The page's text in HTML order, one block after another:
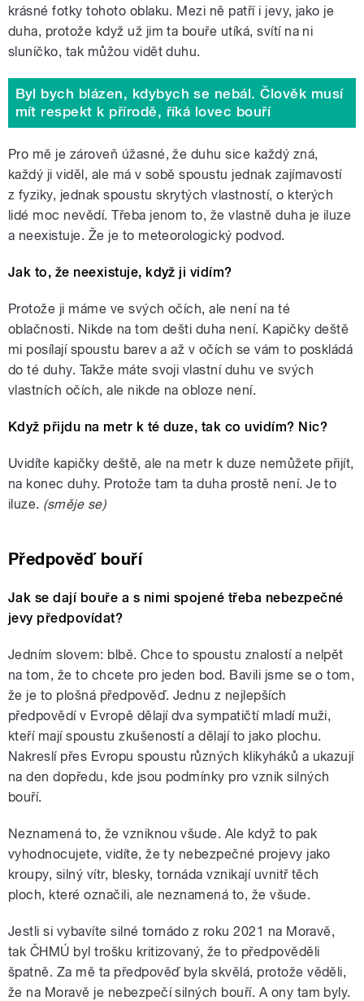
krásné fotky tohoto oblaku. Mezi ně patří i jevy, jako je
duha, protože když už jim ta bouře utíká, svítí na ni
sluníčko, tak můžou vidět duhu.
Byl bych blázen, kdybych se nebál. Člověk musí
mít respekt k přírodě, říká lovec bouří
Pro mě je zároveň úžasné, že duhu sice každý zná,
každý ji viděl, ale má v sobě spoustu jednak zajímavostí
z fyziky, jednak spoustu skrytých vlastností, o kterých
lidé moc nevědí. Třeba jenom to, že vlastně duha je iluze
a neexistuje. Že je to meteorologický podvod.
Jak to, že neexistuje, když ji vidím?
Protože ji máme ve svých očích, ale není na té
oblačnosti. Nikde na tom dešti duha není. Kapičky deště
mi posílají spoustu barev a až v očích se vám to poskládá
do té duhy. Takže máte svoji vlastní duhu ve svých
vlastních očích, ale nikde na obloze není.
Když přijdu na metr k té duze, tak co uvidím? Nic?
Uvidíte kapičky deště, ale na metr k duze nemůžete přijít,
na konec duhy. Protože tam ta duha prostě není. Je to
iluze. (směje se)
Předpověď bouří
Jak se dají bouře a s nimi spojené třeba nebezpečné
jevy předpovídat?
Jedním slovem: blbě. Chce to spoustu znalostí a nelpět
na tom, že to chcete pro jeden bod. Bavili jsme se o tom,
že je to plošná předpověď. Jednu z nejlepších
předpovědí v Evropě dělají dva sympatičtí mladí muži,
kteří mají spoustu zkušeností a dělají to jako plochu.
Nakreslí přes Evropu spoustu různých klikyháků a ukazují
na den dopředu, kde jsou podmínky pro vznik silných
bouří.
Neznamená to, že vzniknou všude. Ale když to pak
vyhodnocujete, vidíte, že ty nebezpečné projevy jako
kroupy, silný vítr, blesky, tornáda vznikají uvnitř těch
ploch, které označili, ale neznamená to, že všude.
Jestli si vybavíte silné tornádo z roku 2021 na Moravě,
tak ČHMÚ byl trošku kritizovaný, že to předpověděli
špatně. Za mě ta předpověď byla skvělá, protože věděli,
že na Moravě je nebezpečí silných bouří. A ony tam byly.